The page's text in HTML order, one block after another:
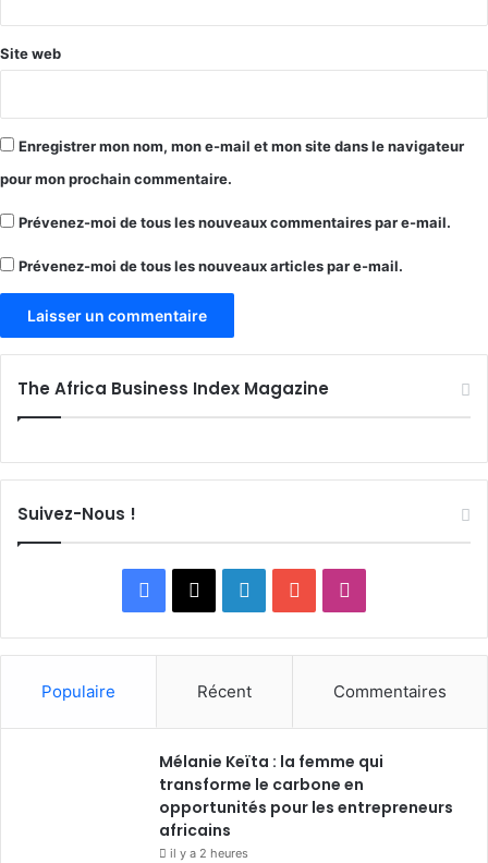
Site web
Enregistrer mon nom, mon e-mail et mon site dans le navigateur
pour mon prochain commentaire.
Prévenez-moi de tous les nouveaux commentaires par e-mail.
Prévenez-moi de tous les nouveaux articles par e-mail.
The Africa Business Index Magazine
Suivez-Nous !
Facebook
X LinkedinYouTube
Populaire Récent Commentaires
Mélanie Keïta : la femme qui
transforme le carbone en
opportunités pour les entrepreneurs
africains
il y a 2 heures